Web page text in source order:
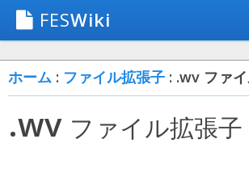
FESWiki
ホーム : ファイル拡張子 : .wv ファ
.wv ファイル拡張子